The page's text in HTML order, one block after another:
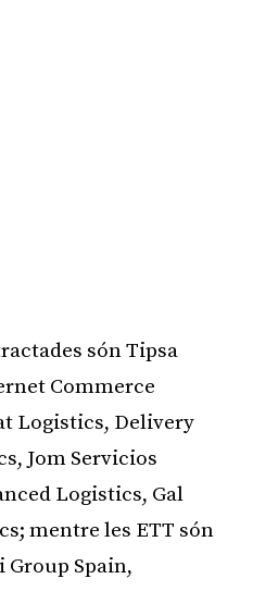
són Tipsa
Commerce
Logistics, Delivery
Jom Servicios
Logistics, Gal
mentre les ETT són
Group Spain,